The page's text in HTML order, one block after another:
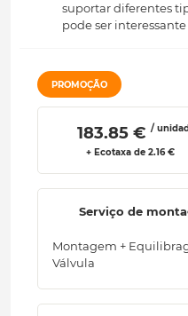
suportar diferentes
pode ser
PROMOÇÃO
183.85 € /
+ Ecotaxa de 2.16 €
Serviço de
Montagem +
Válvula